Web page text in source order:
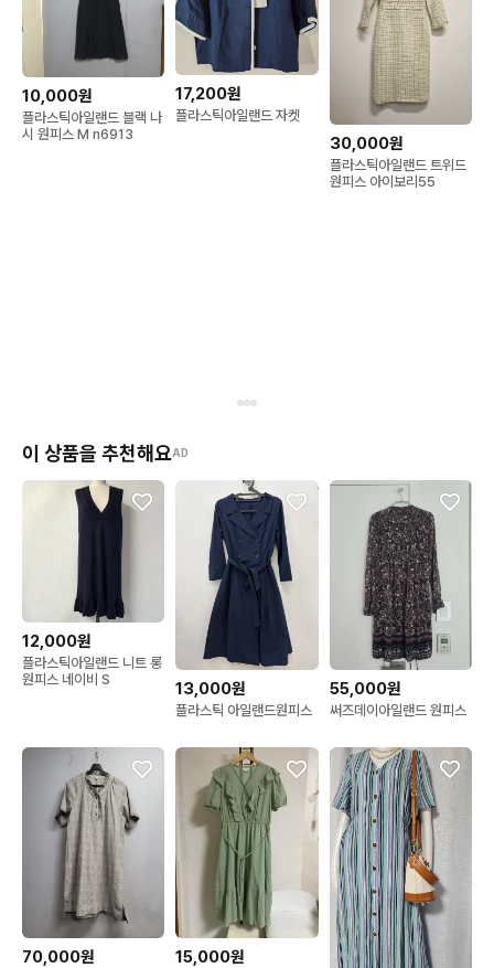
10,000원
플라스틱아일랜드 블랙 나
시 원피스 M n6913
17,200원
플라스틱아일랜드 자켓
30,000원
플라스틱아일랜드 트위드
원피스 아이보리55
이 상품을 추천해요AD
12,000원
플라스틱아일랜드 니트 롱
원피스 네이비 S
13,000원
플라스틱 아일랜드원피스
55,000원
써즈데이아일랜드 원피스
70,000원 15,000원